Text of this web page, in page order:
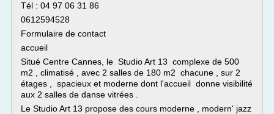
Tél : 04 97 06 31 86
0612594528
Formulaire de contact
accueil
Situé Centre Cannes, le Studio Art 13 complexe de 500
m2 , climatisé , avec 2 salles de 180 m2 chacune , sur 2
étages , spacieux et moderne dont l'accueil donne visibilité
aux 2 salles de danse vitrées .
Le Studio Art 13 propose des cours moderne , modern' jazz